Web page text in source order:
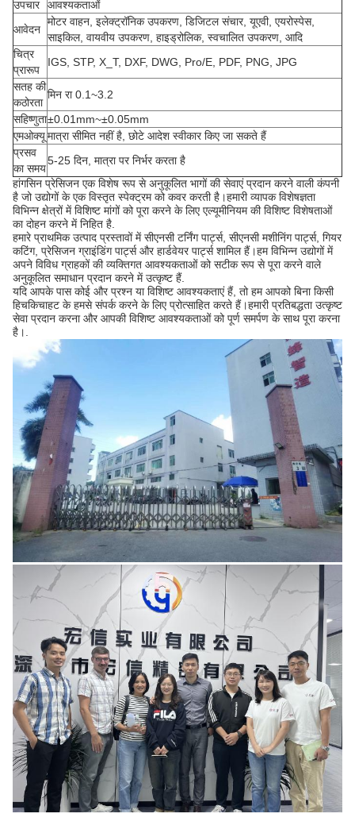
उपचार
आवश्यकताओं
आवेदन
मोटर वाहन, इलेक्ट्रॉनिक उपकरण, डिजिटल संचार, यूएवी, एयरोस्पेस,
साइकिल, वायवीय उपकरण, हाइड्रोलिक, स्वचालित उपकरण, आदि
चित्र
प्रारूप
IGS, STP, X_T, DXF, DWG, Pro/E, PDF, PNG, JPG
सतह की
कठोरता
मिन रा 0.1~3.2
सहिष्णुता±0.01mm~±0.05mm
एमओक्यूमात्रा सीमित नहीं है, छोटे आदेश स्वीकार किए जा सकते हैं
प्रसव
का समय
5-25 दिन, मात्रा पर निर्भर करता है
हांगसिन प्रेसिजन एक विशेष रूप से अनुकूलित भागों की सेवाएं प्रदान करने वाली कंपनी
है जो उद्योगों के एक विस्तृत स्पेक्ट्रम को कवर करती है।हमारी व्यापक विशेषज्ञता
विभिन्न क्षेत्रों में विशिष्ट मांगों को पूरा करने के लिए एल्यूमीनियम की विशिष्ट विशेषताओं
का दोहन करने में निहित है.
हमारे प्राथमिक उत्पाद प्रस्तावों में सीएनसी टर्निंग पार्ट्स, सीएनसी मशीनिंग पार्ट्स, गियर
कटिंग, प्रेसिजन ग्राइंडिंग पार्ट्स और हार्डवेयर पार्ट्स शामिल हैं।हम विभिन्न उद्योगों में
अपने विविध ग्राहकों की व्यक्तिगत आवश्यकताओं को सटीक रूप से पूरा करने वाले
अनुकूलित समाधान प्रदान करने में उत्कृष्ट हैं.
यदि आपके पास कोई और प्रश्न या विशिष्ट आवश्यकताएं हैं, तो हम आपको बिना किसी
हिचकिचाहट के हमसे संपर्क करने के लिए प्रोत्साहित करते हैं।हमारी प्रतिबद्धता उत्कृष्ट
सेवा प्रदान करना और आपकी विशिष्ट आवश्यकताओं को पूर्ण समर्पण के साथ पूरा करना
है।.